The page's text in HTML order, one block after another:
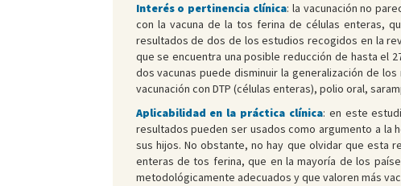
Interés o pertinencia clínica: la vacunación no
con la vacuna de la tos ferina de células enteras,
resultados de dos de los estudios recogidos en la
que se encuentra una posible reducción de hasta el
dos vacunas puede disminuir la generalización de
vacunación con DTP (células enteras), polio oral,
Aplicabilidad en la práctica clínica: en este
resultados pueden ser usados como argumento a la
sus hijos. No obstante, no hay que olvidar que esta
enteras de tos ferina, que en la mayoría de los
metodológicamente adecuados y que valoren más